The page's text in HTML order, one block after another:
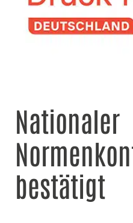
Nationaler
bestätigt